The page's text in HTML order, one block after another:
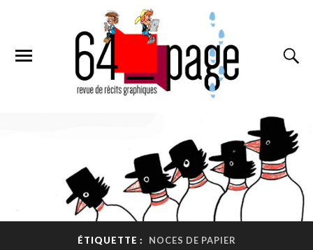
ÉTIQUETTE : NOCES DE PAPIER